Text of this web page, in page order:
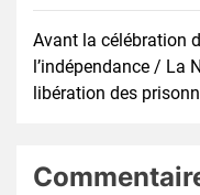
Avant la célébration
l’indépendance / La
libération des